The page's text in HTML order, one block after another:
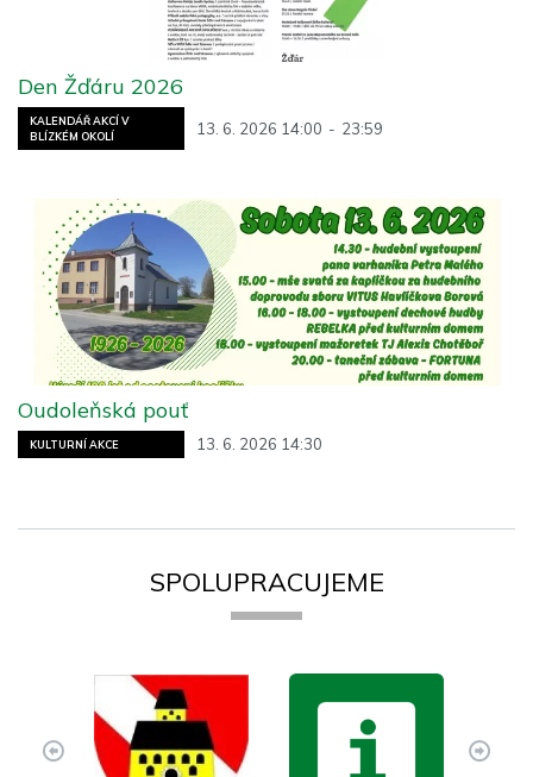
KALENDÁŘ AKCÍ V
BLÍZKÉM OKOLÍ
13. 6. 2026 14:00 - 23:59
Den Žďáru 2026
KULTURNÍ AKCE 13. 6. 2026 14:30
Oudoleňská pouť
SPOLUPRACUJEME